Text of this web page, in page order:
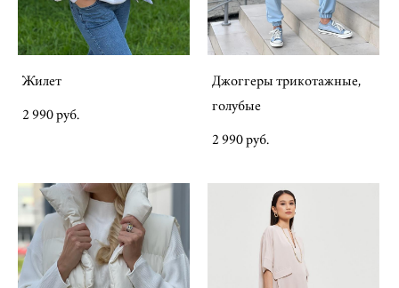
Жилет
2 990 pуб.
Джоггеры трикотажные,
голубые
2 990 pуб.